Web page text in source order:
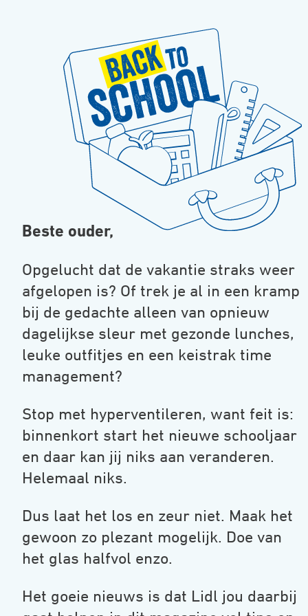
Beste ouder,
Opgelucht dat de vakantie straks weer
afgelopen is? Of trek je al in een kramp
bij de gedachte alleen van opnieuw
dagelijkse sleur met gezonde lunches,
leuke outfitjes en een keistrak time
management?
Stop met hyperventileren, want feit is:
binnenkort start het nieuwe schooljaar
en daar kan jij niks aan veranderen.
Helemaal niks.
Dus laat het los en zeur niet. Maak het
gewoon zo plezant mogelijk. Doe van
het glas halfvol enzo.
Het goeie nieuws is dat Lidl jou daarbij